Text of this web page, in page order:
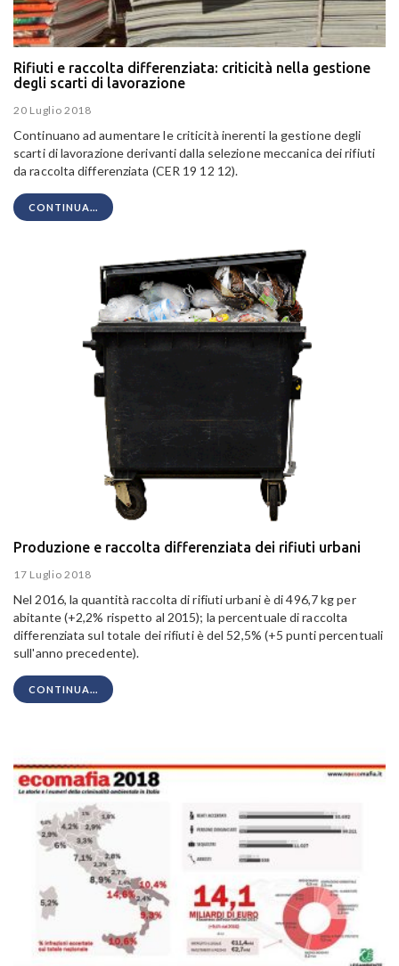
Rifiuti e raccolta differenziata: criticità nella gestione
degli scarti di lavorazione
20 Luglio 2018
Continuano ad aumentare le criticità inerenti la gestione degli
scarti di lavorazione derivanti dalla selezione meccanica dei rifiuti
da raccolta differenziata (CER 19 12 12).
CONTINUA...
Produzione e raccolta differenziata dei rifiuti urbani
17 Luglio 2018
Nel 2016, la quantità raccolta di rifiuti urbani è di 496,7 kg per
abitante (+2,2% rispetto al 2015); la percentuale di raccolta
differenziata sul totale dei rifiuti è del 52,5% (+5 punti percentuali
sull'anno precedente).
CONTINUA...